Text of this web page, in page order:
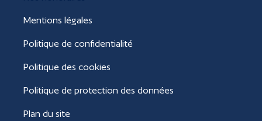
Mentions légales
Politique de confidentialité
Politique des cookies
Politique de protection des données
Plan du site